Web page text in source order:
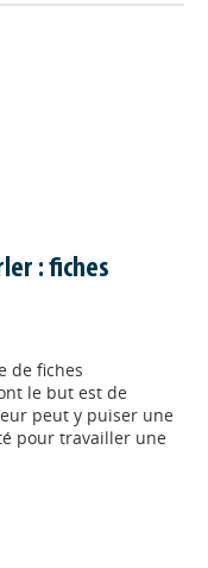
: fiches
de fiches
le but est de
peut y puiser une
pour travailler une